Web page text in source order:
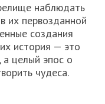
наблюдать
их первозданной
создания
история — это
а целый эпос о
чудеса.